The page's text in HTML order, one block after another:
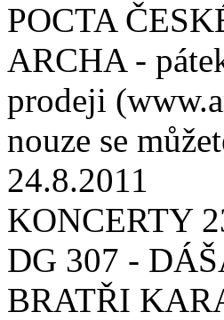
POCTA
ARCHA -
prodeji
nouze se
24.8.2011
KONCERTY
DG 307 -
BRATŘI